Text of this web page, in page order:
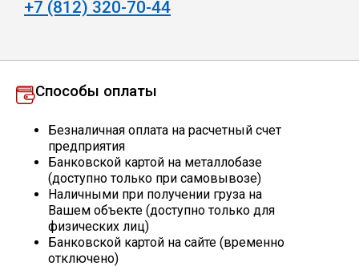
Проволока
Скобо-гибочные изделия
Остальное
+7 (812) 320-70-44
Способы оплаты
Безналичная оплата на расчетный счет
предприятия
Банковской картой на металлобазе
(доступно только при самовывозе)
Наличными при получении груза на
Вашем объекте (доступно только для
физических лиц)
Банковской картой на сайте (временно
отключено)